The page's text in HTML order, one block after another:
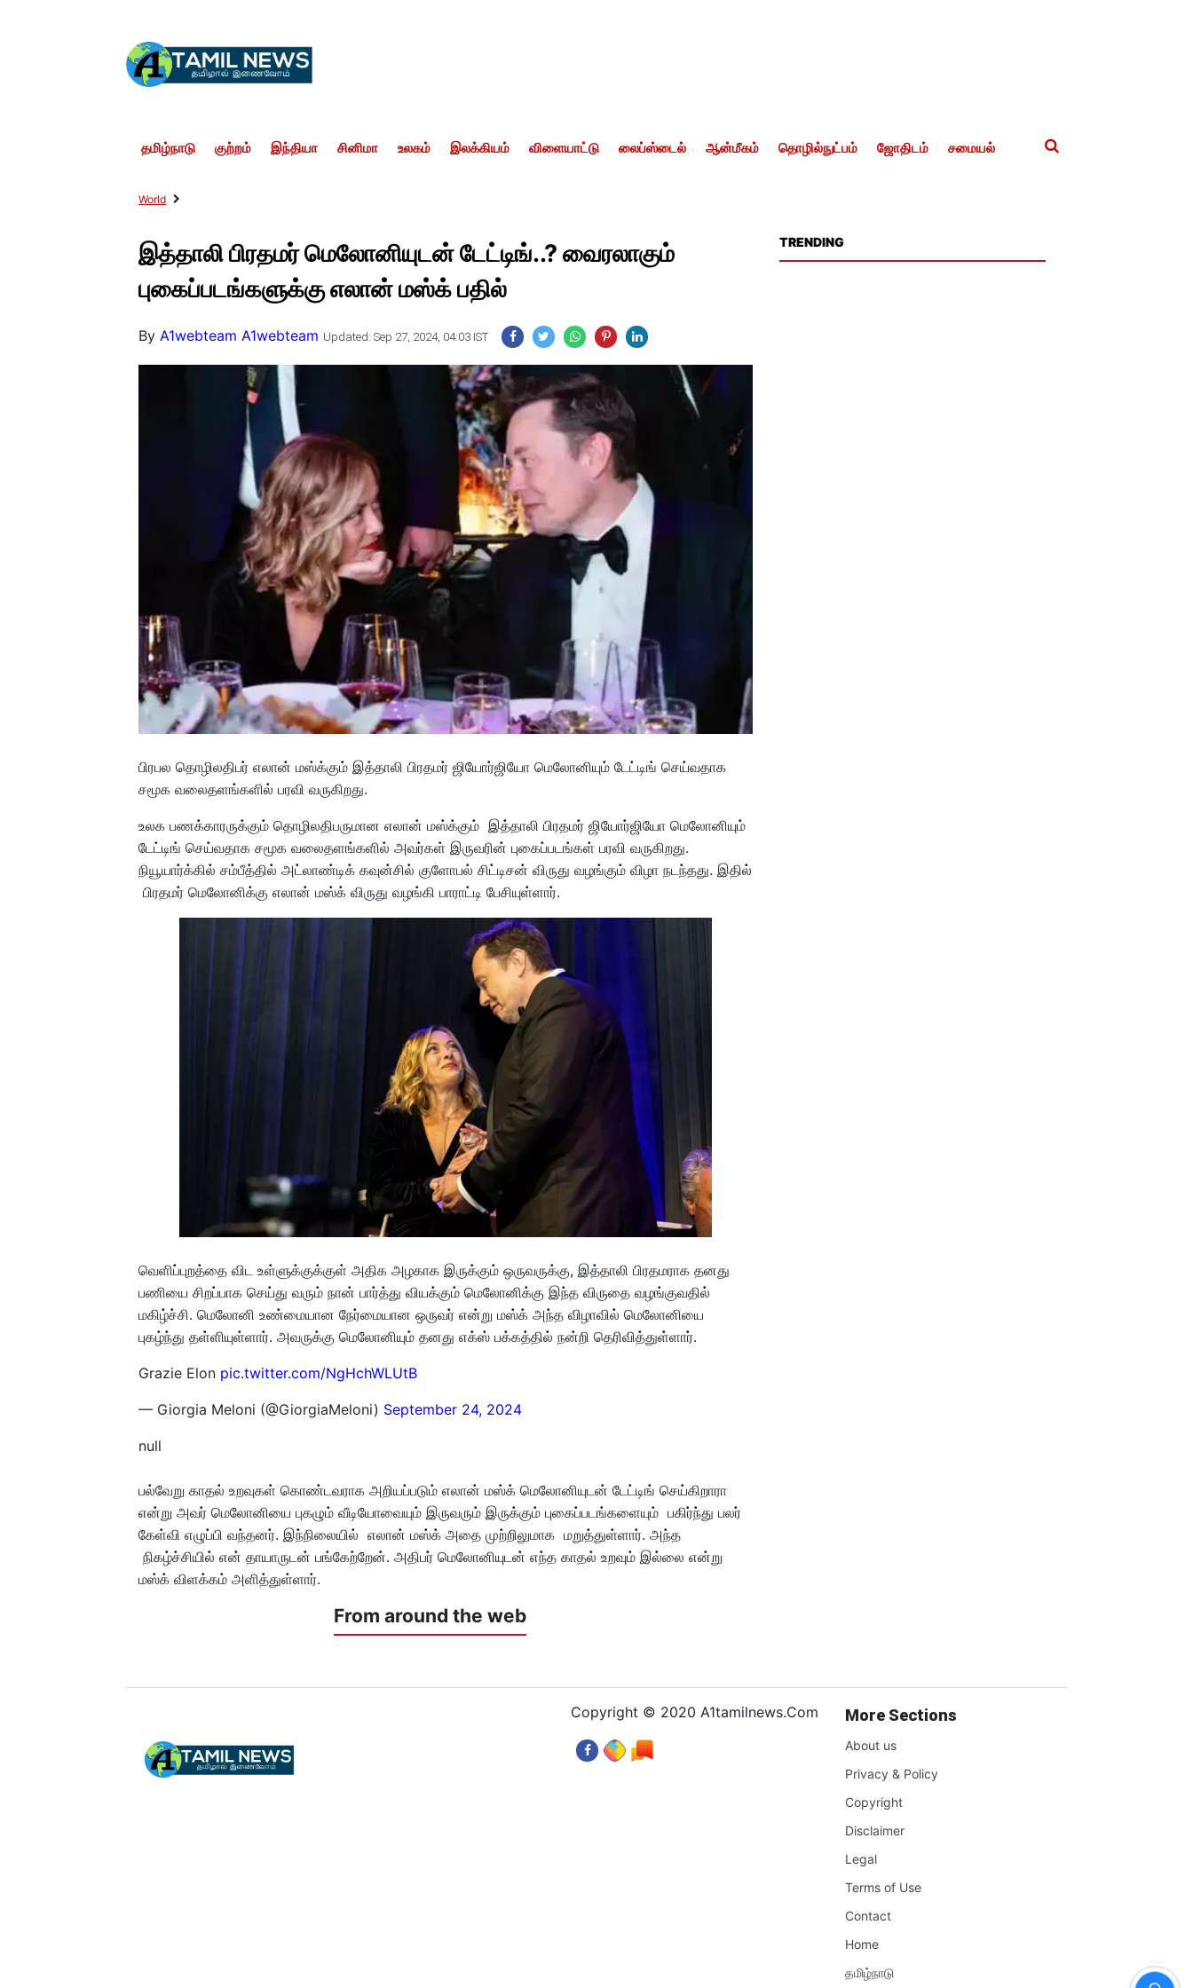
தமிழ்நாடு குற்றம் இந்தியா சினிமா உலகம் இலக்கியம் விளையாட்டு லைப்ஸ்டைல் ஆன்மீகம் தொழில்நுட்பம் ஜோதிடம் சமையல்
World
இத்தாலி பிரதமர் மெலோனியுடன் டேட்டிங்..? வைரலாகும்
புகைப்படங்களுக்கு எலான் மஸ்க் பதில்
ByA1webteam A1webteam Updated: Sep 27, 2024, 04:03 IST
பிரபல தொழிலதிபர் எலான் மஸ்க்கும் இத்தாலி பிரதமர் ஜியோர்ஜியோ மெலோனியும் டேட்டிங் செய்வதாக
சமூக வலைதளங்களில் பரவி வருகிறது.
உலக பணக்காரருக்கும் தொழிலதிபருமான எலான் மஸ்க்கும் இத்தாலி பிரதமர் ஜியோர்ஜியோ மெலோனியும்
டேட்டிங் செய்வதாக சமூக வலைதளங்களில் அவர்கள் இருவரின் புகைப்படங்கள் பரவி வருகிறது.
நியூயார்க்கில் சம்பீத்தில் அட்லாண்டிக் கவுன்சில் குளோபல் சிட்டிசன் விருது வழங்கும் விழா நடந்தது. இதில்
பிரதமர் மெலோனிக்கு எலான் மஸ்க் விருது வழங்கி பாராட்டி பேசியுள்ளார்.
வெளிப்புறத்தை விட உள்ளுக்குக்குள் அதிக அழகாக இருக்கும் ஒருவருக்கு, இத்தாலி பிரதமராக தனது
பணியை சிறப்பாக செய்து வரும் நான் பார்த்து வியக்கும் மெலோனிக்கு இந்த விருதை வழங்குவதில்
மகிழ்ச்சி. மெலோனி உண்மையான நேர்மையான ஒருவர் என்று மஸ்க் அந்த விழாவில் மெலோனியை
புகழ்ந்து தள்ளியுள்ளார். அவருக்கு மெலோனியும் தனது எக்ஸ் பக்கத்தில் நன்றி தெரிவித்துள்ளார்.
Grazie Elon pic.twitter.com/NgHchWLUtB
— Giorgia Meloni (@GiorgiaMeloni) September 24, 2024
null
பல்வேறு காதல் உறவுகள் கொண்டவராக அறியப்படும் எலான் மஸ்க் மெலோனியுடன் டேட்டிங் செய்கிறாரா
என்று அவர் மெலோனியை புகழும் வீடியோவையும் இருவரும் இருக்கும் புகைப்படங்களையும் பகிர்ந்து பலர்
கேள்வி எழுப்பி வந்தனர். இந்நிலையில் எலான் மஸ்க் அதை முற்றிலுமாக மறுத்துள்ளார். அந்த
நிகழ்ச்சியில் என் தாயாருடன் பங்கேற்றேன். அதிபர் மெலோனியுடன் எந்த காதல் உறவும் இல்லை என்று
மஸ்க் விளக்கம் அளித்துள்ளார்.
From around the web
TRENDING
Copyright © 2020 A1tamilnews.Com More Sections
About us
Privacy & Policy
Copyright
Disclaimer
Legal
Terms of Use
Contact
Home
தமிழ்நாடு